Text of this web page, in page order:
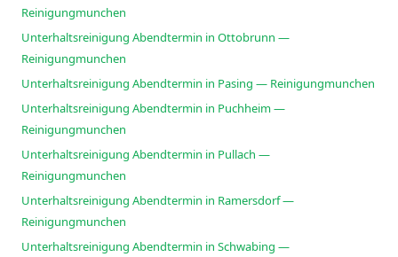
Reinigungmunchen
Unterhaltsreinigung Abendtermin in Ottobrunn —
Reinigungmunchen
Unterhaltsreinigung Abendtermin in Pasing — Reinigungmunchen
Unterhaltsreinigung Abendtermin in Puchheim —
Reinigungmunchen
Unterhaltsreinigung Abendtermin in Pullach —
Reinigungmunchen
Unterhaltsreinigung Abendtermin in Ramersdorf —
Reinigungmunchen
Unterhaltsreinigung Abendtermin in Schwabing —